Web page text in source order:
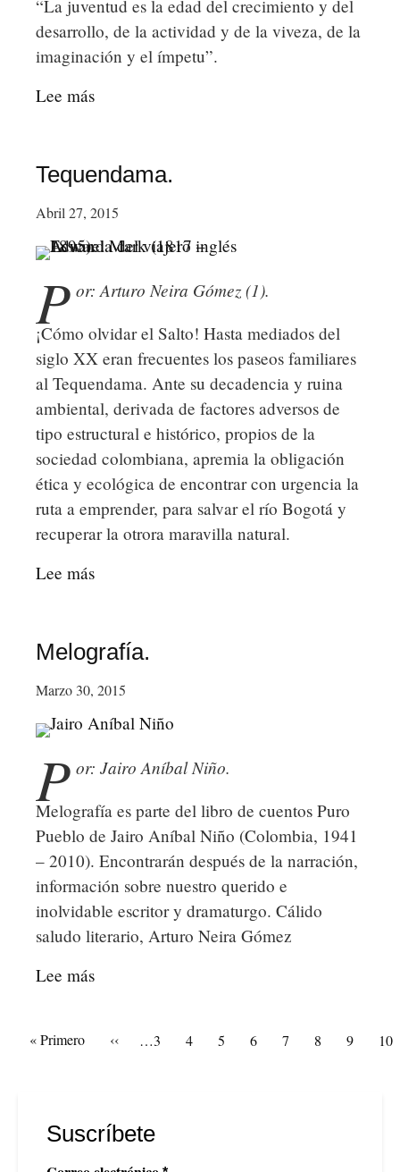
“La juventud es la edad del crecimiento y del
desarrollo, de la actividad y de la viveza, de la
imaginación y el ímpetu”.
Lee más
en
sociedad,
el
caso
Serú
Girán
en
medio
de
la
dictadura
argentina.
Tequendama.
Abril 27, 2015
P or: Arturo Neira Gómez (1).
¡Cómo olvidar el Salto! Hasta mediados del
siglo XX eran frecuentes los paseos familiares
al Tequendama. Ante su decadencia y ruina
ambiental, derivada de factores adversos de
tipo estructural e histórico, propios de la
sociedad colombiana, apremia la obligación
ética y ecológica de encontrar con urgencia la
ruta a emprender, para salvar el río Bogotá y
recuperar la otrora maravilla natural.
Lee más
Melografía.
Marzo 30, 2015
P or: Jairo Aníbal Niño.
Melografía es parte del libro de cuentos Puro
Pueblo de Jairo Aníbal Niño (Colombia, 1941
– 2010). Encontrarán después de la narración,
información sobre nuestro querido e
inolvidable escritor y dramaturgo. Cálido
saludo literario, Arturo Neira Gómez
Lee más
Paginación
Primera
« Primero
Página
‹‹
Artículos
…3
Artículos
4
Artículos
5
Artículos
6
Artículos
7
Artículos
8
Página
9 10
Suscríbete